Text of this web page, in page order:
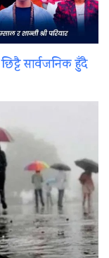
सार्वजनिक हुँदै